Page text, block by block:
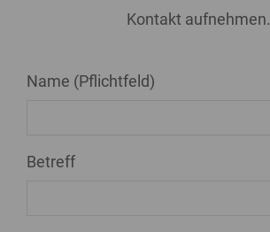
Kontakt aufnehmen.
Name (Pflichtfeld)
Betreff